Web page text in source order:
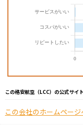
この格安航空（LCC）の公式サイト
この会社のホームページ